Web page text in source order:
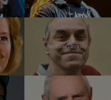
Miroslav Táborský